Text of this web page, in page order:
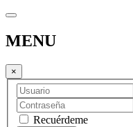
MENU
×
Recuérdeme